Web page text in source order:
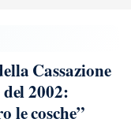
Cassazione
2002:
le cosche”